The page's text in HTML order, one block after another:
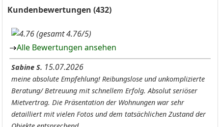
Kundenbewertungen (432)
(gesamt 4.76/5)
Alle Bewertungen ansehen
Sabine S. 15.07.2026
meine absolute Empfehlung! Reibungslose und unkomplizierte
Beratung/ Betreuung mit schnellem Erfolg. Absolut seriöser
Mietvertrag. Die Präsentation der Wohnungen war sehr
detailliert mit vielen Fotos und dem tatsächlichen Zustand der